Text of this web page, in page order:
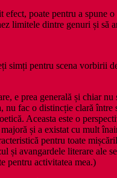
efect, poate pentru a
limitele dintre genuri și să
simți pentru scena vorbirii
e prea generală și chiar
nu fac o distincție clară între
Aceasta este o
și a existat cu mult
pentru toate
și avangardele literare ale
pentru activitatea mea.)